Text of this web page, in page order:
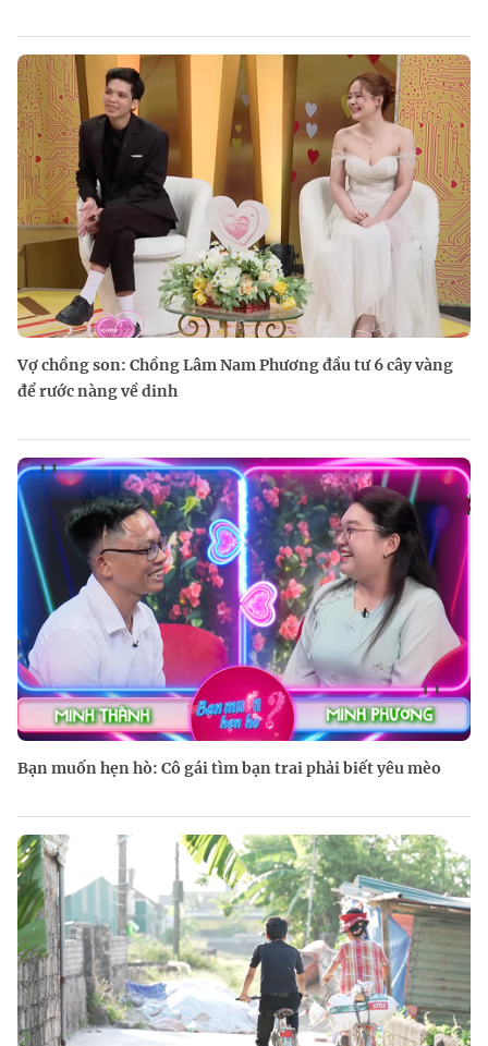
Vợ chồng son: Chồng Lâm Nam Phương đầu tư 6 cây vàng
để rước nàng về dinh
Bạn muốn hẹn hò: Cô gái tìm bạn trai phải biết yêu mèo